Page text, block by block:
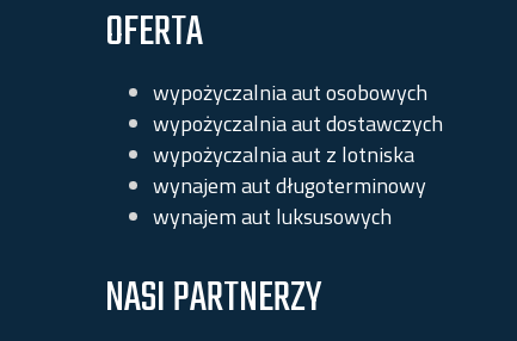
OFERTA
wypożyczalnia aut osobowych
wypożyczalnia aut dostawczych
wypożyczalnia aut z lotniska
wynajem aut długoterminowy
wynajem aut luksusowych
NASI PARTNERZY